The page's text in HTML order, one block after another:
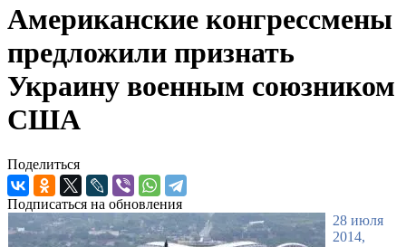
Американские конгрессмены
предложили признать
Украину военным союзником
США
Поделиться
Подписаться на обновления
28 июля
2014,